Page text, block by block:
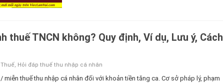
thuế TNCN không? Quy định, Ví dụ, Lưu ý, Cách
, Hỏi đáp thuế thu nhập cá nhân
miễn thuế thu nhập cá nhân đối với khoản tiền tăng ca. Cơ sở pháp lý, phạm